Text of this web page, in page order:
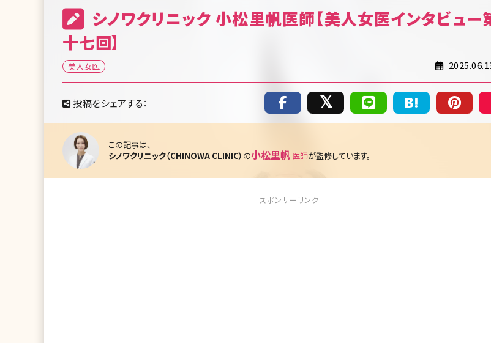
シノワクリニック 小松里帆医師【美人女医インタビュー
十七回】
美人女医
投稿をシェアする：
この記事は、
シノワクリニック（CHINOWA CLINIC） の小松里帆 医師が監修しています。
スポンサーリンク